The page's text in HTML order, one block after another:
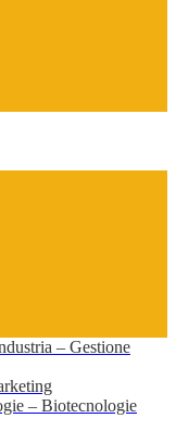
– Gestione
– Biotecnologie